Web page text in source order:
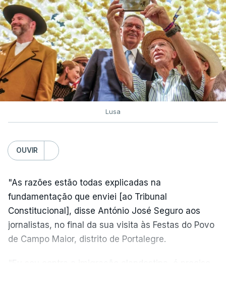
Lusa
OUVIR
"As razões estão todas explicadas na
fundamentação que enviei [ao Tribunal
Constitucional], disse António José Seguro aos
jornalistas, no final da sua visita às Festas do Povo
de Campo Maior, distrito de Portalegre.